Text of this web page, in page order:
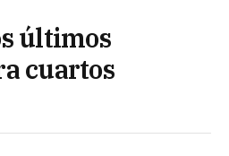
últimos
cuartos